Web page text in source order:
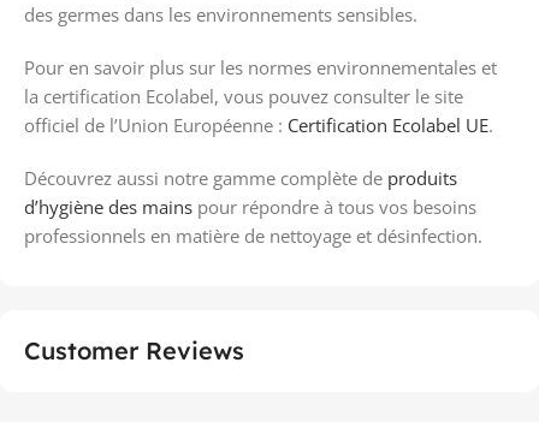
des germes dans les environnements sensibles.
Pour en savoir plus sur les normes environnementales et
la certification Ecolabel, vous pouvez consulter le site
officiel de l’Union Européenne : Certification Ecolabel UE.
Découvrez aussi notre gamme complète de produits
d’hygiène des mains pour répondre à tous vos besoins
professionnels en matière de nettoyage et désinfection.
Customer Reviews